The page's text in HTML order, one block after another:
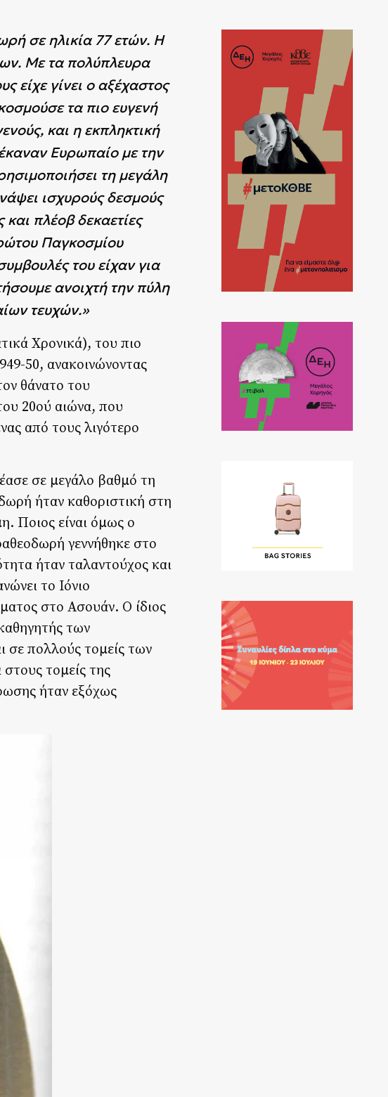
σε ηλικία 77 ετών. Η
Με τα πολύπλευρα
είχε γίνει ο αξέχαστος
τα πιο ευγενή
και η εκπληκτική
Ευρωπαίο με την
τη μεγάλη
ισχυρούς δεσμούς
πλέοβ δεκαετίες
Παγκοσμίου
του είχαν για
ανοιχτή την πύλη
τευχών.»
Χρονικά), του πιο
50, ανακοινώνοντας
θάνατο του
20ού αιώνα, που
από τους λιγότερο
σε μεγάλο βαθμό τη
ήταν καθοριστική στη
Ποιος είναι όμως ο
γεννήθηκε στο
ήταν ταλαντούχος και
το Ιόνιο
στο Ασουάν. Ο ίδιος
των
σε πολλούς τομείς των
τομείς της
ήταν εξόχως